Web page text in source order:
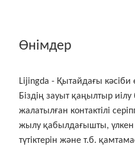
Өнімдер
Lijingda - Қытайдағы кәсіби
Біздің зауыт қаңылтыр иілу
жалатылған контактілі
жылу қабылдағышты, үлкен
түтіктерін және т.б.